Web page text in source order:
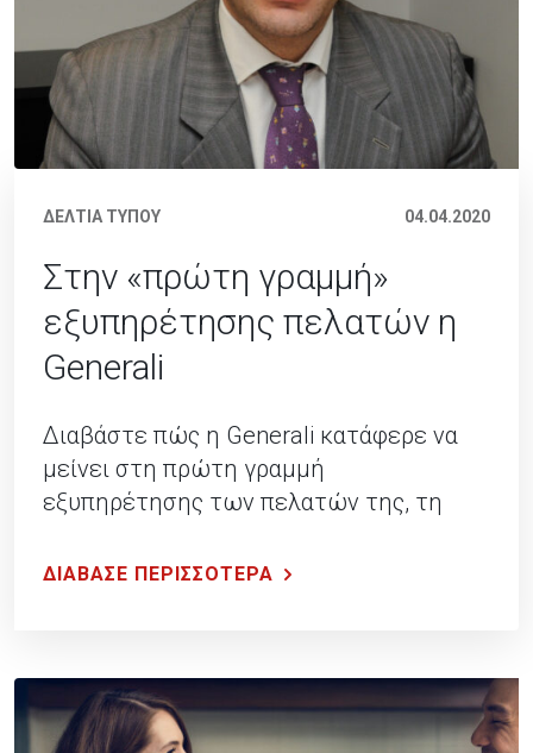
ΔΕΛΤΙΑ ΤΥΠΟΥ 04.04.2020
Στην «πρώτη γραμμή»
εξυπηρέτησης πελατών η
Generali
Διαβάστε πώς η Generali κατάφερε να
μείνει στη πρώτη γραμμή
εξυπηρέτησης των πελατών της, τη
ΔΙΑΒΑΣΕ ΠΕΡΙΣΣΟΤΕΡΑ